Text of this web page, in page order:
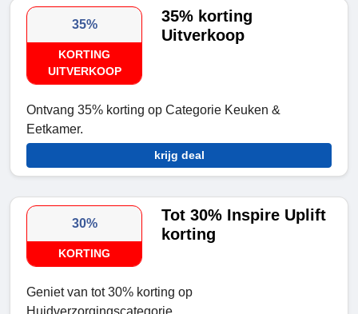
35%
KORTING
UITVERKOOP
35% korting
Uitverkoop
Ontvang 35% korting op Categorie Keuken &
Eetkamer.
krijg deal
30%
KORTING
Tot 30% Inspire Uplift
korting
Geniet van tot 30% korting op